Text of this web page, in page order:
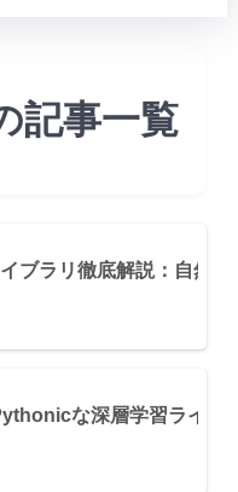
記事一覧
ブラリ徹底解説：自然
な深層学習ライブ